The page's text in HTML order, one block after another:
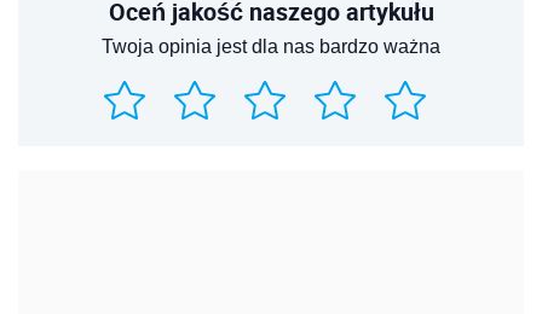
Oceń jakość naszego artykułu
Twoja opinia jest dla nas bardzo ważna